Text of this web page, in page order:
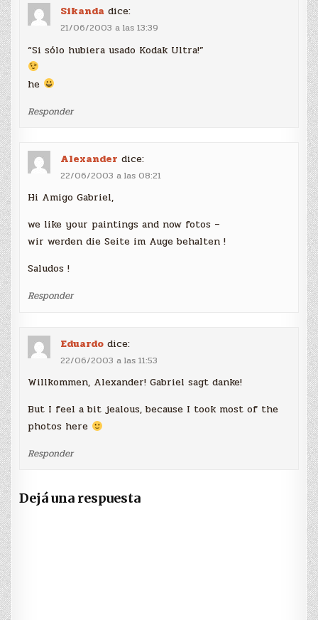
Sikanda dice:
21/06/2003 a las 13:39
“Si sólo hubiera usado Kodak Ultra!”
he
Responder
Alexander dice:
22/06/2003 a las 08:21
Hi Amigo Gabriel,
we like your paintings and now fotos –
wir werden die Seite im Auge behalten !
Saludos !
Responder
Eduardo dice:
22/06/2003 a las 11:53
Willkommen, Alexander! Gabriel sagt danke!
But I feel a bit jealous, because I took most of the
photos here
Responder
Dejá una respuesta